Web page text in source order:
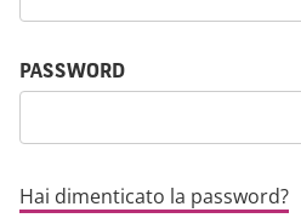
PASSWORD
Hai dimenticato la password?